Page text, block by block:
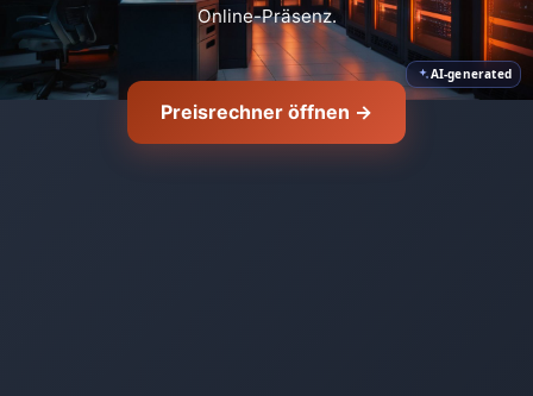
AI-generated
Online-Präsenz.
Preisrechner öffnen →